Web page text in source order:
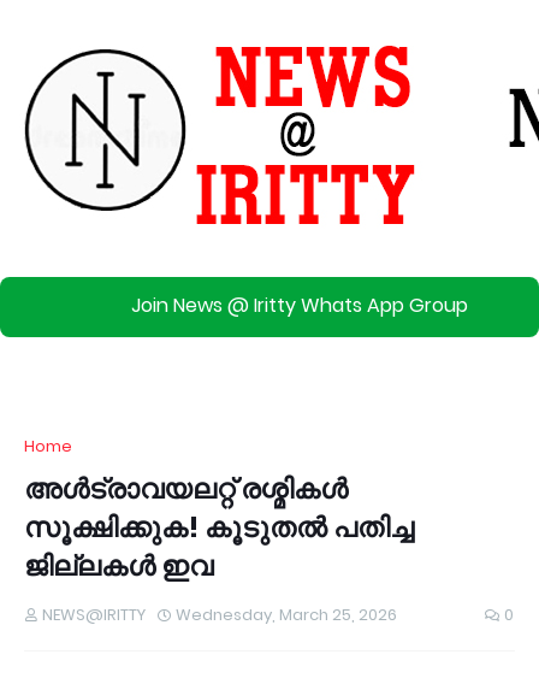
Join News @ Iritty Whats App Group
Home
അൾട്രാവയലറ്റ് രശ്മികൾ
സൂക്ഷിക്കുക! കൂടുതൽ പതിച്ച
ജില്ലകൾ ഇവ
NEWS@IRITTY Wednesday, March 25, 2026 0